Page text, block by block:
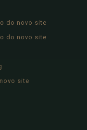
do novo site
do novo site
site